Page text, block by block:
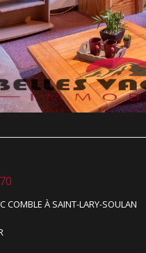
COMBLE À SAINT-LARY-SOULAN